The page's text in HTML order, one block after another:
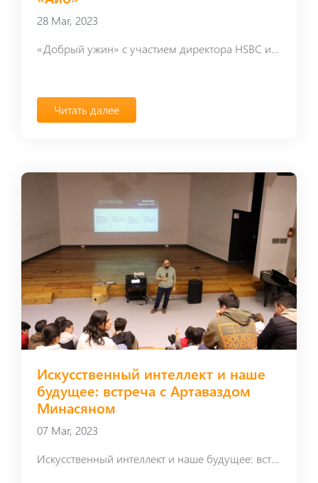
28 Mar, 2023
«Добрый ужин» с участием директора HSBC и 7 учащихся «Айб»
Читать далее
Искусственный интеллект и наше
будущее: встреча с Артаваздом
Минасяном
07 Mar, 2023
Искусственный интеллект и наше будущее: встреча с Артаваздом Минасяном